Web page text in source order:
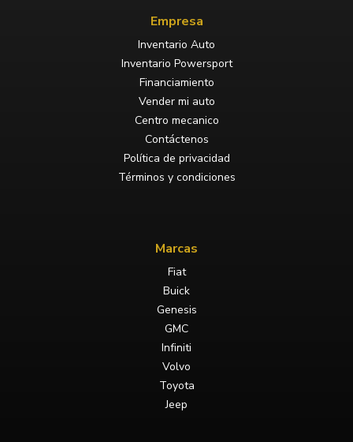
Empresa
Inventario Auto
Inventario Powersport
Financiamiento
Vender mi auto
Centro mecanico
Contáctenos
Política de privacidad
Términos y condiciones
Marcas
Fiat
Buick
Genesis
GMC
Infiniti
Volvo
Toyota
Jeep